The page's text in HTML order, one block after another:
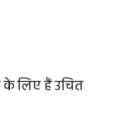
लिए हैं उचित